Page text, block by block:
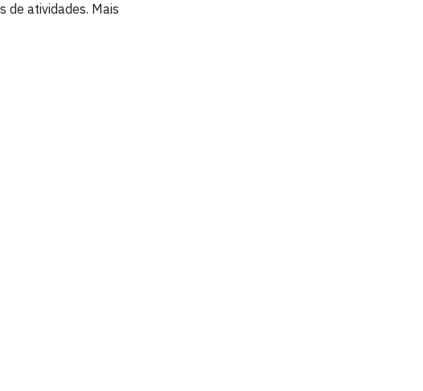
de atividades. Mais